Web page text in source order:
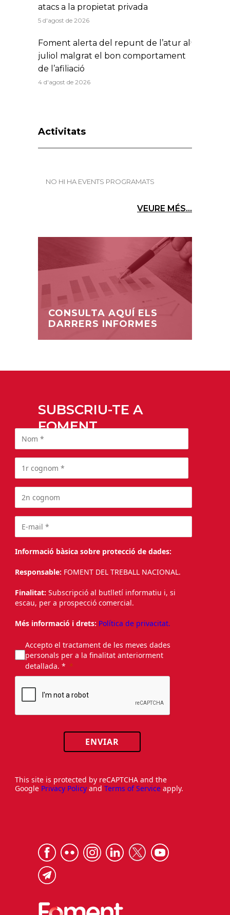
atacs a la propietat privada
5 d'agost de 2026
Foment alerta del repunt de l’atur al
juliol malgrat el bon comportament
de l’afiliació
4 d'agost de 2026
Activitats
NO HI HA EVENTS PROGRAMATS
VEURE MÉS...
CONSULTA AQUÍ ELS
DARRERS INFORMES
SUBSCRIU-TE A
FOMENT
Informació bàsica sobre protecció de dades:
Responsable: FOMENT DEL TREBALL NACIONAL.
Finalitat: Subscripció al butlletí informatiu i, si
escau, per a prospecció comercial.
Més informació i drets: Política de privacitat.
Accepto el tractament de les meves dades
personals per a la finalitat anteriorment
detallada. *
ENVIAR
This site is protected by reCAPTCHA and the
Google Privacy Policy and Terms of Service apply.